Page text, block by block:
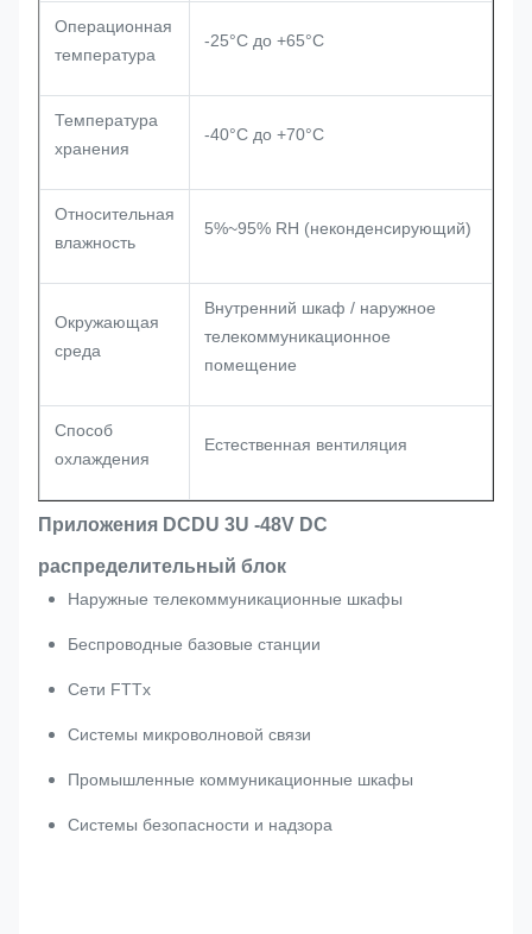
Операционная
температура
-25°C до +65°C
Температура
хранения
-40°C до +70°C
Относительная
влажность
5%~95% RH (неконденсирующий)
Окружающая
среда
Внутренний шкаф / наружное
телекоммуникационное
помещение
Способ
охлаждения
Естественная вентиляция
Приложения DCDU 3U -48V DC
распределительный блок
Наружные телекоммуникационные шкафы
Беспроводные базовые станции
Сети FTTx
Системы микроволновой связи
Промышленные коммуникационные шкафы
Системы безопасности и надзора